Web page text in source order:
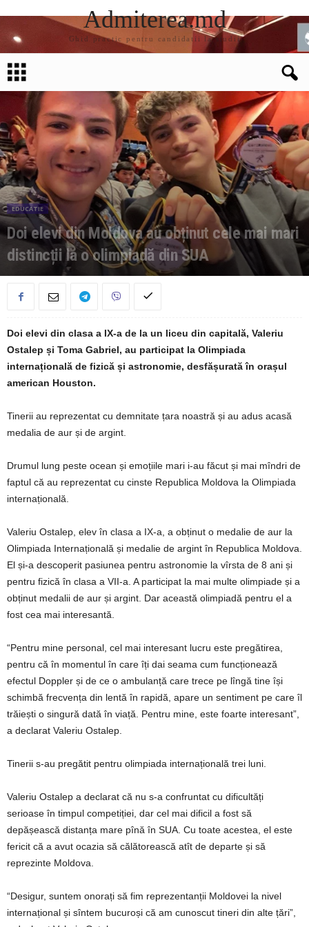
Admiterea.md
Ghid practic pentru candidatii la studii
EDUCATIE
Doi elevi din Moldova au obținut cele mai mari
distincții la o olimpiadă din SUA
Doi elevi din clasa a IX-a de la un liceu din capitală, Valeriu
Ostalep și Toma Gabriel, au participat la Olimpiada
internațională de fizică și astronomie, desfășurată în orașul
american Houston.
Tinerii au reprezentat cu demnitate țara noastră și au adus acasă
medalia de aur și de argint.
Drumul lung peste ocean și emoțiile mari i-au făcut și mai mîndri de
faptul că au reprezentat cu cinste Republica Moldova la Olimpiada
internațională.
Valeriu Ostalep, elev în clasa a IX-a, a obținut o medalie de aur la
Olimpiada Internațională și medalie de argint în Republica Moldova.
El și-a descoperit pasiunea pentru astronomie la vîrsta de 8 ani și
pentru fizică în clasa a VII-a. A participat la mai multe olimpiade și a
obținut medalii de aur și argint. Dar această olimpiadă pentru el a
fost cea mai interesantă.
“Pentru mine personal, cel mai interesant lucru este pregătirea,
pentru că în momentul în care îți dai seama cum funcționează
efectul Doppler și de ce o ambulanță care trece pe lîngă tine își
schimbă frecvența din lentă în rapidă, apare un sentiment pe care îl
trăiești o singură dată în viață. Pentru mine, este foarte interesant”,
a declarat Valeriu Ostalep.
Tinerii s-au pregătit pentru olimpiada internațională trei luni.
Valeriu Ostalep a declarat că nu s-a confruntat cu dificultăți
serioase în timpul competiției, dar cel mai dificil a fost să
depășească distanța mare pînă în SUA. Cu toate acestea, el este
fericit că a avut ocazia să călătorească atît de departe și să
reprezinte Moldova.
“Desigur, suntem onorați să fim reprezentanții Moldovei la nivel
internațional și sîntem bucuroși că am cunoscut tineri din alte țări”,